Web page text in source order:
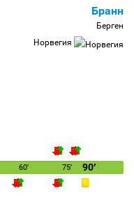
Бранн
Берген
Норвегия
60′ 75′ 90′